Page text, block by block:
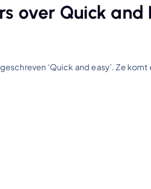
over Quick and
‘Quick and easy’. Ze komt